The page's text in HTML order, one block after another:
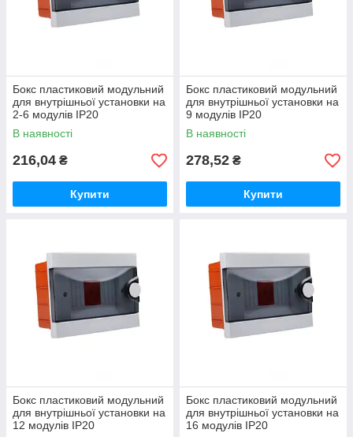
Бокс пластиковий модульний
для внутрішньої установки на
2-6 модулів IP20
В наявності
216,04 ₴
Купити
Бокс пластиковий модульний
для внутрішньої установки на
9 модулів IP20
В наявності
278,52 ₴
Купити
Бокс пластиковий модульний
для внутрішньої установки на
12 модулів IP20
Бокс пластиковий модульний
для внутрішньої установки на
16 модулів IP20